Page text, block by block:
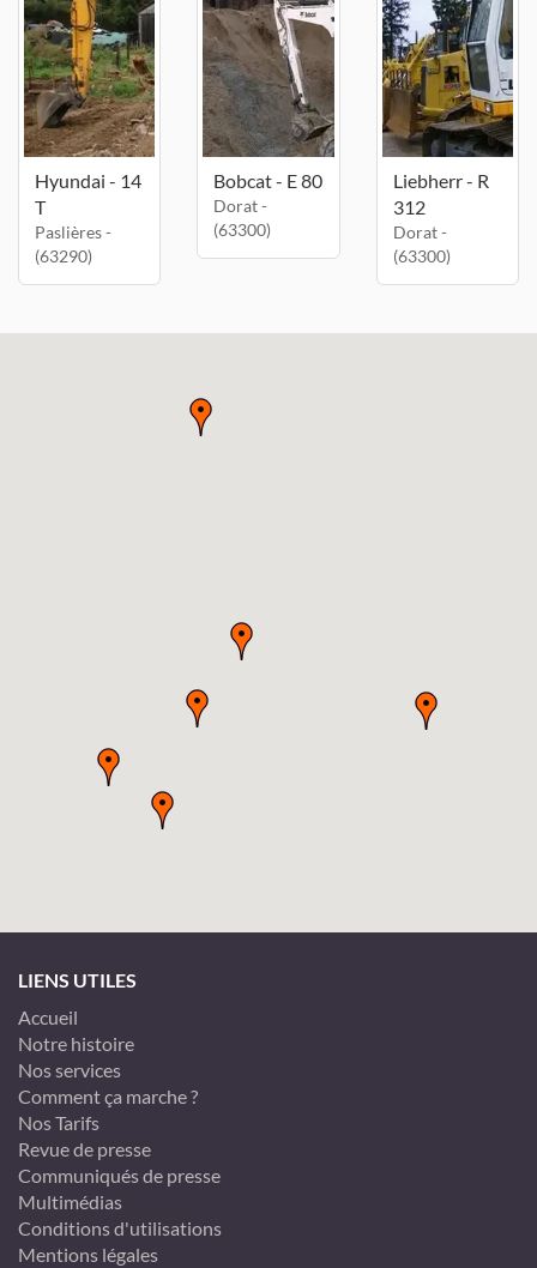
Hyundai - 14
T
Paslières -
(63290)
Bobcat - E 80
Dorat -
(63300)
Liebherr - R
312
Dorat -
(63300)
LIENS UTILES
Accueil
Notre histoire
Nos services
Comment ça marche ?
Nos Tarifs
Revue de presse
Communiqués de presse
Multimédias
Conditions d'utilisations
Mentions légales